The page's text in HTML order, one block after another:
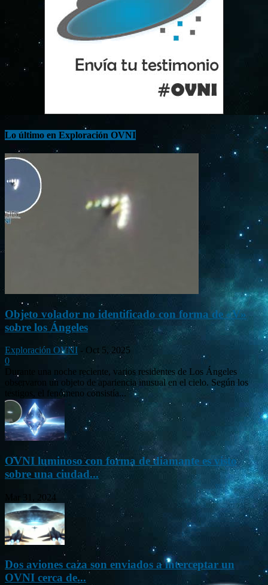
Lo último en Exploración OVNI
Objeto volador no identificado con forma de «V»
sobre los Ángeles
Exploración OVNI - Oct 5, 2025
0
Durante una noche reciente, varios residentes de Los Ángeles
observaron un objeto de apariencia inusual en el cielo. Según los
testigos, el fenómeno consistía...
OVNI luminoso con forma de diamante es visto
sobre una ciudad...
Mar 31, 2024
Dos aviones caza son enviados a interceptar un
OVNI cerca de...